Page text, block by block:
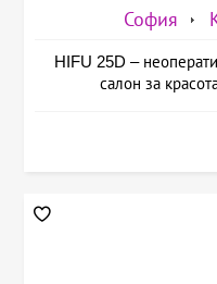
София
HIFU 25D –
салон за